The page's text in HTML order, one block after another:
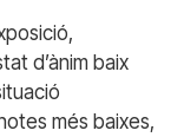
d’ànim baix
més baixes,